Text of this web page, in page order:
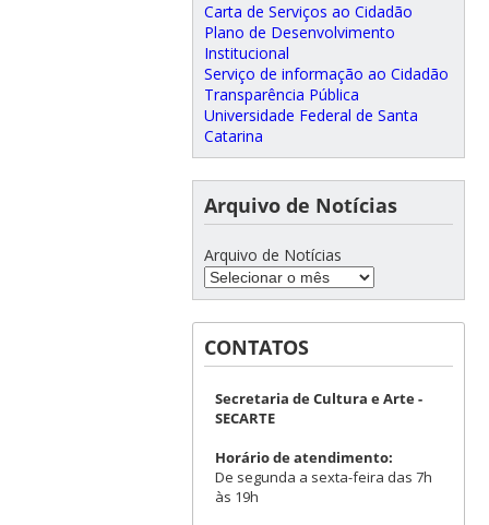
Carta de Serviços ao Cidadão
Plano de Desenvolvimento
Institucional
Serviço de informação ao Cidadão
Transparência Pública
Universidade Federal de Santa
Catarina
Arquivo de Notícias
Arquivo de Notícias
CONTATOS
Secretaria de Cultura e Arte -
SECARTE
Horário de atendimento:
De segunda a sexta-feira das 7h
às 19h